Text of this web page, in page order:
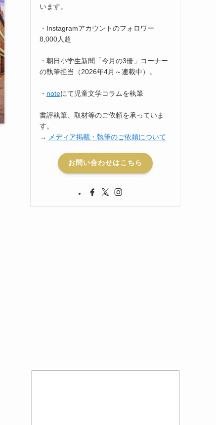
います。
・Instagramアカウントのフォロワー
8,000人超
・朝日小学生新聞「今月の3冊」コーナー
の執筆担当（2026年4月～連載中）。
・ noteにて児童文学コラムを執筆
書評執筆、取材等のご依頼を承っていま
す。
→
メディア掲載・執筆のご依頼について
お問い合わせはこちら